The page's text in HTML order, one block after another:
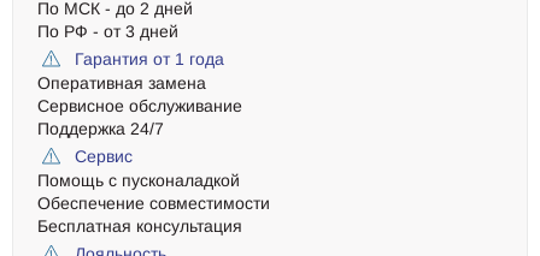
По МСК - до 2 дней
По РФ - от 3 дней
Гарантия от 1 года
Оперативная замена
Сервисное обслуживание
Поддержка 24/7
Сервис
Помощь с пусконаладкой
Обеспечение совместимости
Бесплатная консультация